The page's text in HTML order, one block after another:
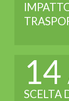
14
SCELTA